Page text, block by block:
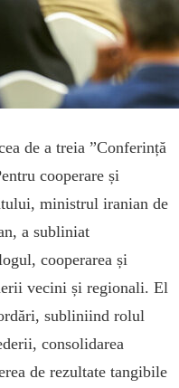
de a treia ”Conferință
cooperare și
ministrul iranian de
a subliniat
cooperarea și
vecini și regionali. El
subliniind rolul
consolidarea
de rezultate tangibile